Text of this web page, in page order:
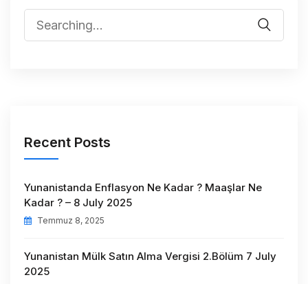
Recent Posts
Yunanistanda Enflasyon Ne Kadar ? Maaşlar Ne
Kadar ? – 8 July 2025
Temmuz 8, 2025
Yunanistan Mülk Satın Alma Vergisi 2.Bölüm 7 July
2025